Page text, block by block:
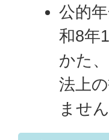
公的
和8年
かた
法上
ません